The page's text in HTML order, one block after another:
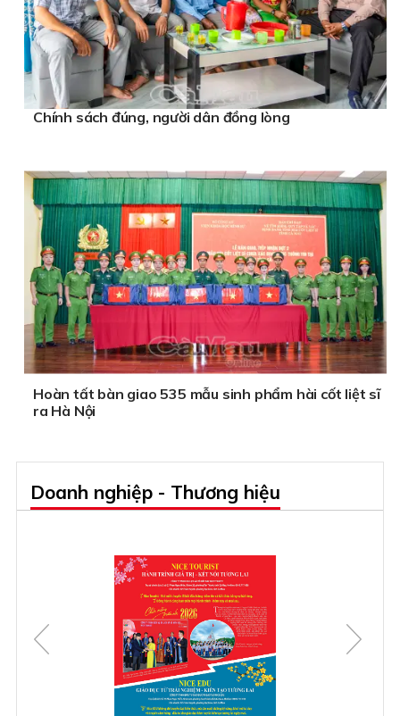
Chính sách đúng, người dân đồng lòng
Hoàn tất bàn giao 535 mẫu sinh phẩm hài cốt liệt sĩ
ra Hà Nội
Doanh nghiệp - Thương hiệu